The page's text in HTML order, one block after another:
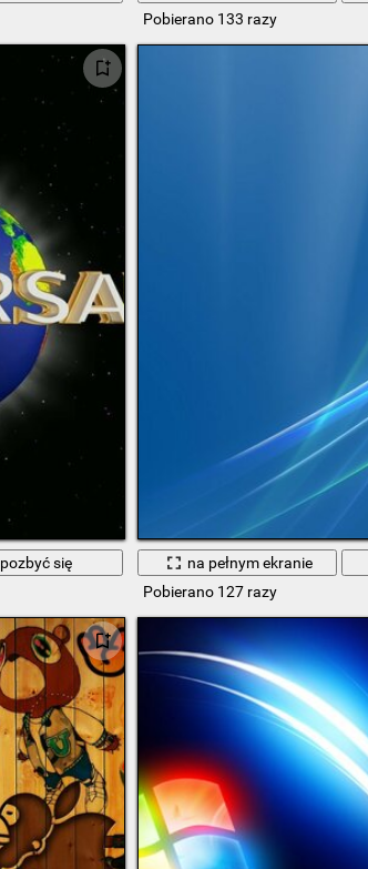
Pobierano 133 razy
pozbyć się
na pełnym ekranie
Pobierano 127 razy